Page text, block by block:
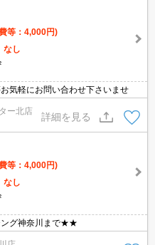
等：4,000円)
なし
気軽にお問い合わせ下さいませ
ー北店
詳細を見る
等：4,000円)
なし
グ神奈川まで★★